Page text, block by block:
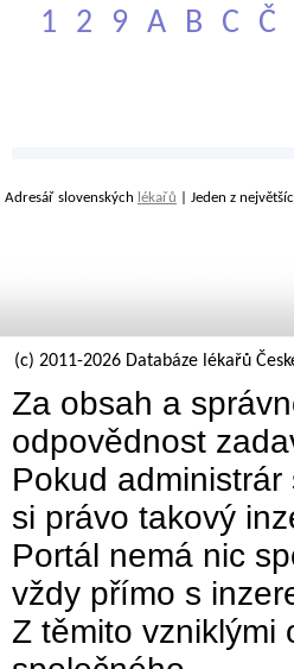
1 2 9 A B C Č
Adresář slovenských lékařů | Jeden z
(c) 2011-2026 Databáze lékařů
Za obsah a
odpovědnost
Pokud
si právo takový
Portál nemá nic
vždy přímo s
Z těmito vzniklými